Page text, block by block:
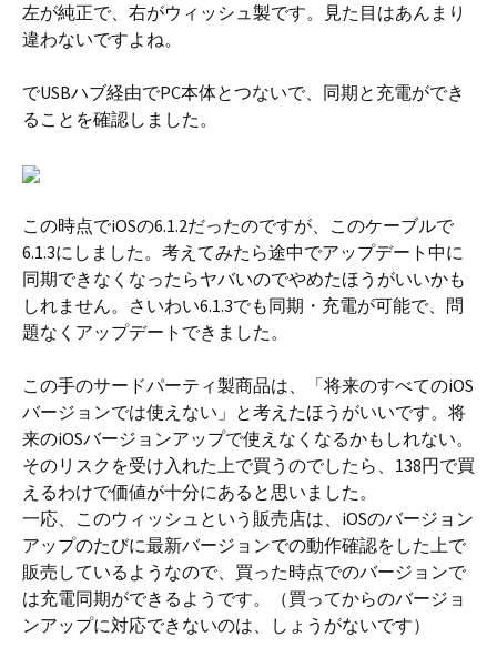
左が純正で、右がウィッシュ製です。見た目はあんまり
違わないですよね。
でUSBハブ経由でPC本体とつないで、同期と充電ができ
ることを確認しました。
この時点でiOSの6.1.2だったのですが、このケーブルで
6.1.3にしました。考えてみたら途中でアップデート中に
同期できなくなったらヤバいのでやめたほうがいいかも
しれません。さいわい6.1.3でも同期・充電が可能で、問
題なくアップデートできました。
この手のサードパーティ製商品は、「将来のすべてのiOS
バージョンでは使えない」と考えたほうがいいです。将
来のiOSバージョンアップで使えなくなるかもしれない。
そのリスクを受け入れた上で買うのでしたら、138円で買
えるわけで価値が十分にあると思いました。
一応、このウィッシュという販売店は、iOSのバージョン
アップのたびに最新バージョンでの動作確認をした上で
販売しているようなので、買った時点でのバージョンで
は充電同期ができるようです。（買ってからのバージョ
ンアップに対応できないのは、しょうがないです）